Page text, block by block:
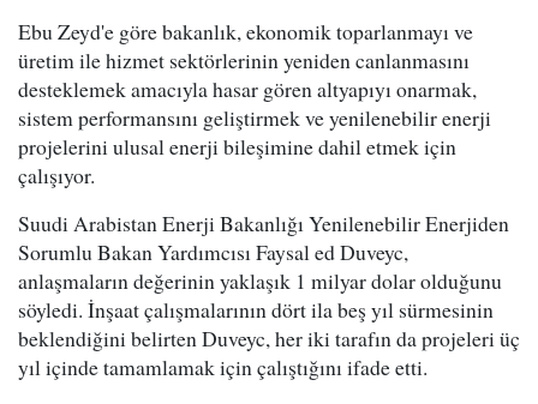
Ebu Zeyd'e göre bakanlık, ekonomik toparlanmayı ve
üretim ile hizmet sektörlerinin yeniden canlanmasını
desteklemek amacıyla hasar gören altyapıyı onarmak,
sistem performansını geliştirmek ve yenilenebilir enerji
projelerini ulusal enerji bileşimine dahil etmek için
çalışıyor.
Suudi Arabistan Enerji Bakanlığı Yenilenebilir Enerjiden
Sorumlu Bakan Yardımcısı Faysal ed Duveyc,
anlaşmaların değerinin yaklaşık 1 milyar dolar olduğunu
söyledi. İnşaat çalışmalarının dört ila beş yıl sürmesinin
beklendiğini belirten Duveyc, her iki tarafın da projeleri üç
yıl içinde tamamlamak için çalıştığını ifade etti.